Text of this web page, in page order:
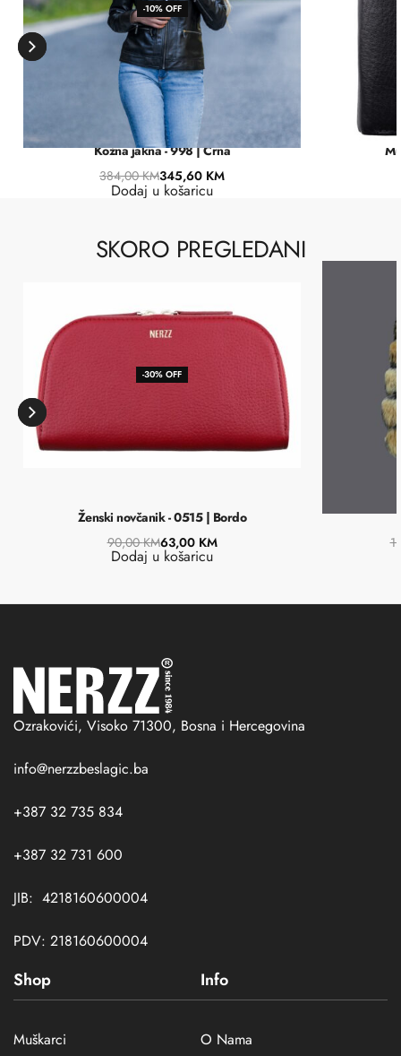
-10% OFF
Kožna jakna - 998 | Crna
384,00KM345,60 KM
Dodaj u košaricu
SKORO PREGLEDANI
-30% OFF
Ženski novčanik - 0515 | Bordo
90,00KM63,00 KM
Dodaj u košaricu
Ozrakovići, Visoko 71300, Bosna i Hercegovina
info@nerzzbeslagic.ba
+387 32 735 834
+387 32 731 600
JIB: 4218160600004
PDV: 218160600004
Shop
Muškarci
Info
O Nama